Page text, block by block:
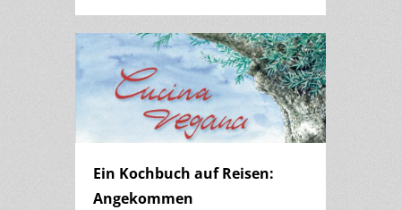
Ein Kochbuch auf Reisen:
Angekommen